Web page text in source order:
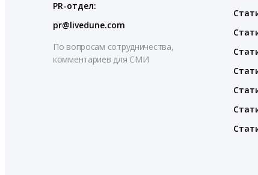
PR-отдел:
pr@livedune.com
По вопросам сотрудничества,
комментариев для СМИ